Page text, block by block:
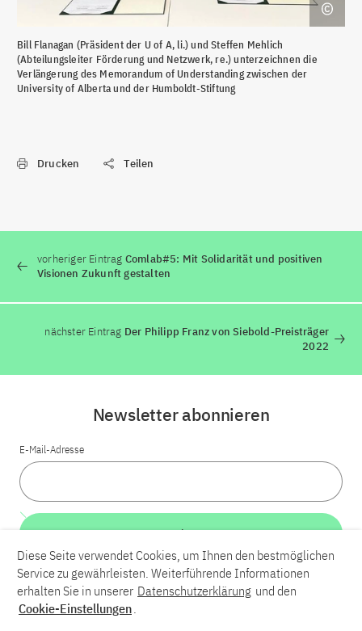
Bill Flanagan (Präsident der U of A, li.) und Steffen Mehlich
(Abteilungsleiter Förderung und Netzwerk, re.) unterzeichnen die
Verlängerung des Memorandum of Understanding zwischen der
University of Alberta und der Humboldt-Stiftung
Drucken Teilen
vorheriger Eintrag Comlab#5: Mit Solidarität und positiven
Visionen Zukunft gestalten
nächster Eintrag Der Philipp Franz von Siebold-Preisträger
2022
LinkedInBlueskyYouTube
Newsletter abonnieren
E-Mail-Adresse
Weiter
Diese Seite verwendet Cookies, um Ihnen den bestmöglichen
Service zu gewährleisten. Weiterführende Informationen
erhalten Sie in unserer Datenschutzerklärung und den
Cookie-Einstellungen.